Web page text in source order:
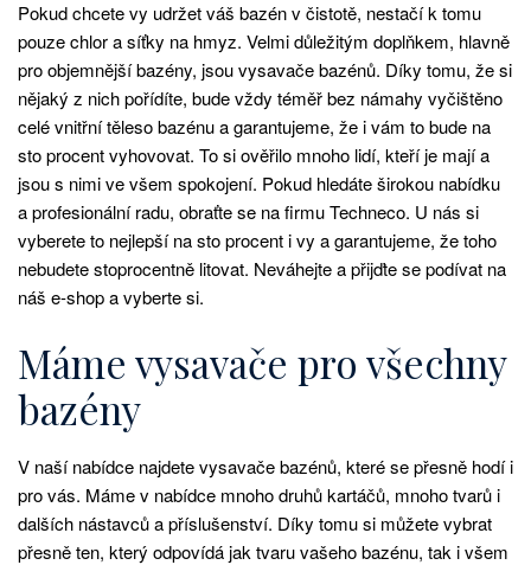
Pokud chcete vy udržet váš bazén v čistotě, nestačí k tomu
pouze chlor a síťky na hmyz. Velmi důležitým doplňkem, hlavně
pro objemnější bazény, jsouvysavače bazénů. Díky tomu, že si
nějaký z nich pořídíte, bude vždy téměř bez námahy vyčištěno
celé vnitřní těleso bazénu a garantujeme, že i vám to bude na
sto procent vyhovovat. To si ověřilo mnoho lidí, kteří je mají a
jsou s nimi ve všem spokojení. Pokud hledáte širokou nabídku
a profesionální radu, obraťte se na firmu Techneco. U nás si
vyberete to nejlepší na sto procent i vy a garantujeme, že toho
nebudete stoprocentně litovat. Neváhejte a přijďte se podívat na
náš e-shop a vyberte si.
Máme vysavače pro všechny
bazény
V naší nabídce najdete vysavače bazénů, které se přesně hodí i
pro vás. Máme v nabídce mnoho druhů kartáčů, mnoho tvarů i
dalších nástavců a příslušenství. Díky tomu si můžete vybrat
přesně ten, který odpovídá jak tvaru vašeho bazénu, tak i všem